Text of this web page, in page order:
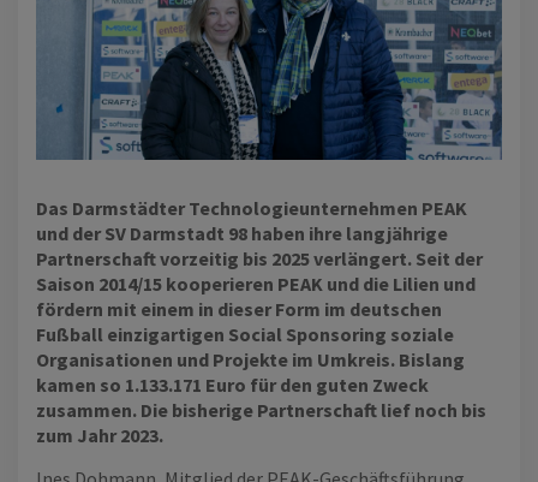
Das Darmstädter Technologieunternehmen PEAK
und der SV Darmstadt 98 haben ihre langjährige
Partnerschaft vorzeitig bis 2025 verlängert. Seit der
Saison 2014/15 kooperieren PEAK und die Lilien und
fördern mit einem in dieser Form im deutschen
Fußball einzigartigen Social Sponsoring soziale
Organisationen und Projekte im Umkreis. Bislang
kamen so 1.133.171 Euro für den guten Zweck
zusammen. Die bisherige Partnerschaft lief noch bis
zum Jahr 2023.